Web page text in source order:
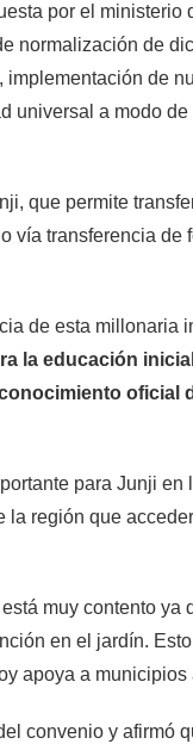
por el ministerio
normalización de
implementación de
universal a modo de
que permite
vía transferencia de
de esta millonaria
la educación
oficial
para Junji en
la región que
muy contento ya
en el jardín.
apoya a municipios
convenio y afirmó